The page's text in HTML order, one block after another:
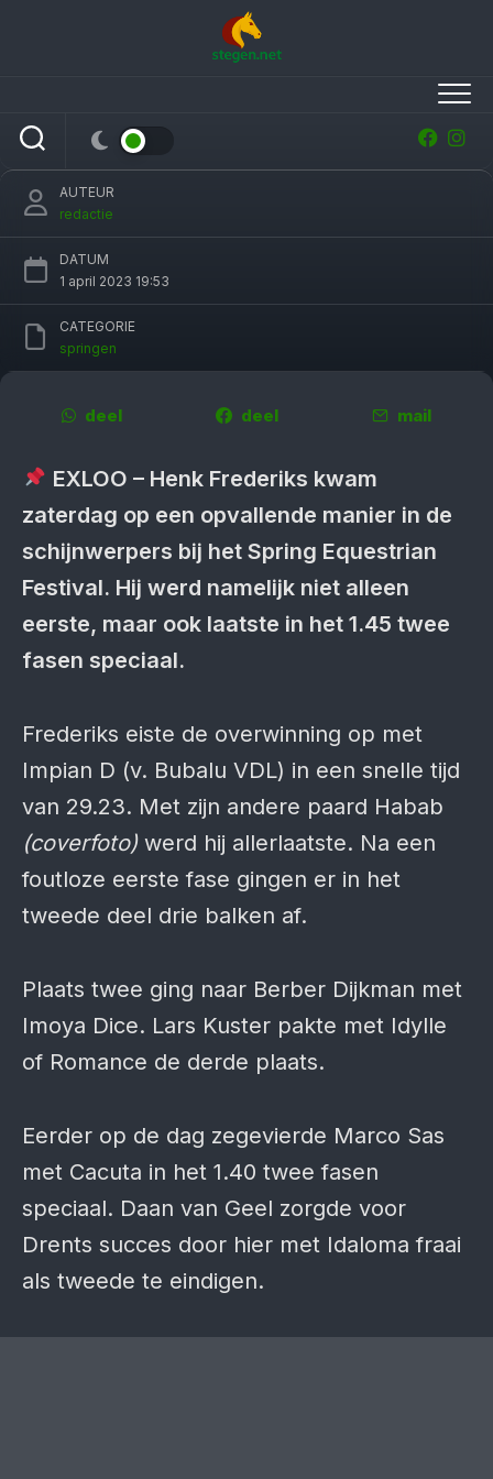
Spring Equestrian Festival
AUTEUR
redactie
DATUM
1 april 2023 19:53
CATEGORIE
springen
deel deel mail
EXLOO – Henk Frederiks kwam
zaterdag op een opvallende manier in de
schijnwerpers bij het Spring Equestrian
Festival. Hij werd namelijk niet alleen
eerste, maar ook laatste in het 1.45 twee
fasen speciaal.
Frederiks eiste de overwinning op met
Impian D (v. Bubalu VDL) in een snelle tijd
van 29.23. Met zijn andere paard Habab
(coverfoto)werd hij allerlaatste. Na een
foutloze eerste fase gingen er in het
tweede deel drie balken af.
Plaats twee ging naar Berber Dijkman met
Imoya Dice. Lars Kuster pakte met Idylle
of Romance de derde plaats.
Eerder op de dag zegevierde Marco Sas
met Cacuta in het 1.40 twee fasen
speciaal. Daan van Geel zorgde voor
Drents succes door hier met Idaloma fraai
als tweede te eindigen.